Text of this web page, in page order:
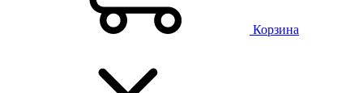
Корзина